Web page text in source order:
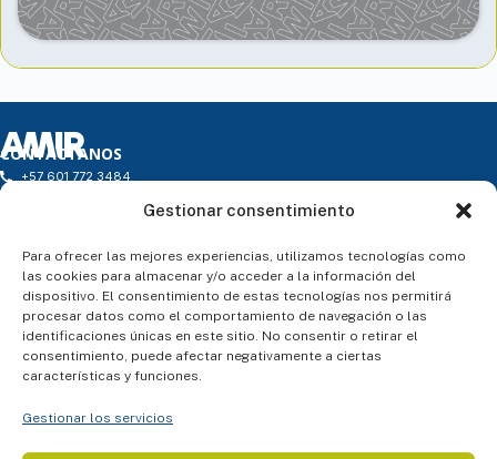
Gestionar consentimiento
Para ofrecer las mejores experiencias, utilizamos tecnologías como
las cookies para almacenar y/o acceder a la información del
dispositivo. El consentimiento de estas tecnologías nos permitirá
procesar datos como el comportamiento de navegación o las
identificaciones únicas en este sitio. No consentir o retirar el
consentimiento, puede afectar negativamente a ciertas
características y funciones.
Gestionar los servicios
CONTÁCTANOS
+57 601 772 3484
Horario: de L a V de 9h a 18h - Atención Presencial
ENLACES
¿Quiénes somos?
Atención al alumno
Blog
Contacto
SÍGUENOS